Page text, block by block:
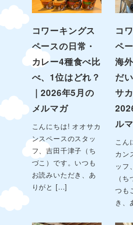
コワーキングス
ペースの日常・
カレー4種食べ比
べ、1位はどれ？
｜2026年5月の
メルマガ
こんにちは! オオサカ
ンスペースのスタッ
フ、吉田千津子（ち
づこ）です。いつも
お読みいただき、あ
りがと […]
コ
ペ
海
だ
サ
ル
こん
カン
ッフ
（
つも
き、